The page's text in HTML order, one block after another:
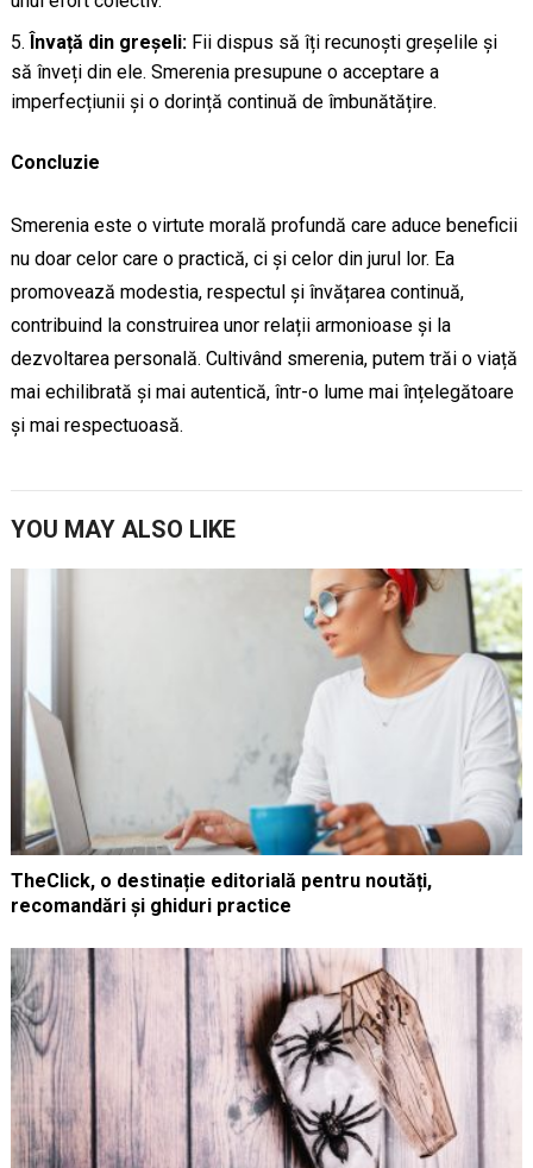
Învață din greșeli:Fii dispus să îți recunoști greșelile și
să înveți din ele. Smerenia presupune o acceptare a
imperfecțiunii și o dorință continuă de îmbunătățire.
Concluzie
Smerenia este o virtute morală profundă care aduce beneficii
nu doar celor care o practică, ci și celor din jurul lor. Ea
promovează modestia, respectul și învățarea continuă,
contribuind la construirea unor relații armonioase și la
dezvoltarea personală. Cultivând smerenia, putem trăi o viață
mai echilibrată și mai autentică, într-o lume mai înțelegătoare
și mai respectuoasă.
YOU MAY ALSO LIKE
TheClick, o destinație editorială pentru noutăți,
recomandări și ghiduri practice